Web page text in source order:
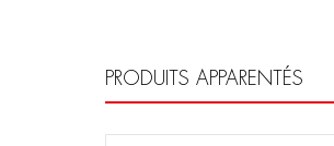
PRODUITS APPARENTÉS